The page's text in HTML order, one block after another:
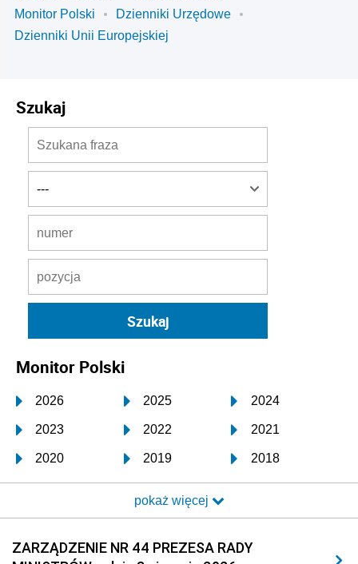
Monitor Polski
Dzienniki Urzędowe
Dzienniki Unii Europejskiej
Szukaj
Monitor Polski
2026 2025 2024
2023 2022 2021
2020 2019 2018
2017 2016 2015
2014 2013 2012
2011 2010 2009
pokaż więcej
ZARZĄDZENIE NR 44 PREZESA RADY